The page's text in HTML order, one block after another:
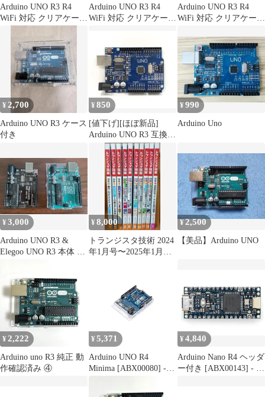
Arduino UNO R3 R4
WiFi 対応 クリアケース
て簡単
Arduino UNO R3 R4
WiFi 対応 クリアケース
Arduino UNO R3 R4
WiFi 対応 クリアケース
て簡単
¥2,700
Arduino UNO R3 ケース
付き
¥ 850
[値下げ][ほぼ新品]
Arduino UNO R3 互換機
ボード
¥990
Arduino Uno
¥3,000
Arduino UNO R3 &
Elegoo UNO R3 本体 2
¥8,000
トランジスタ技術 2024
年1月号〜2025年1月号
¥2,500
【美品】Arduino UNO
¥2,222
Arduino uno R3 純正 動
作確認済み ④
¥ 5,371
Arduino UNO R4
Minima [ABX00080] -
Renesas RA4M1 - USB-
C、CAN、DAC (12ビッ
¥4,840
Arduino Nano R4 ヘッダ
ー付き [ABX00143] - コ